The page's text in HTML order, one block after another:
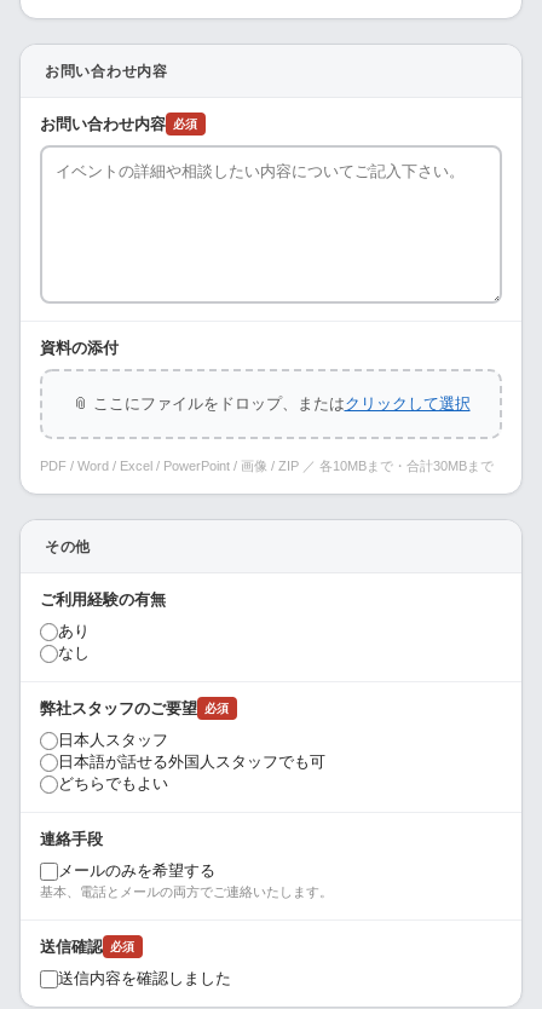
お問い合わせ内容
お問い合わせ内容 必須
資料の添付
📎 ここにファイルをドロップ、またはクリックして選択
PDF / Word / Excel / PowerPoint / 画像 / ZIP ／ 各10MBまで・合計30MBまで
その他
ご利用経験の有無
あり
なし
弊社スタッフのご要望 必須
日本人スタッフ
日本語が話せる外国人スタッフでも可
どちらでもよい
連絡手段
メールのみを希望する
基本、電話とメールの両方でご連絡いたします。
送信確認 必須
送信内容を確認しました